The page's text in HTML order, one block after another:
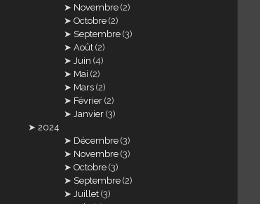
Novembre (2)
Octobre (2)
Septembre (3)
Août (2)
Juin (4)
Mai (2)
Mars (2)
Février (2)
Janvier (3)
2024
Décembre (3)
Novembre (3)
Octobre (3)
Septembre (2)
Juillet (3)